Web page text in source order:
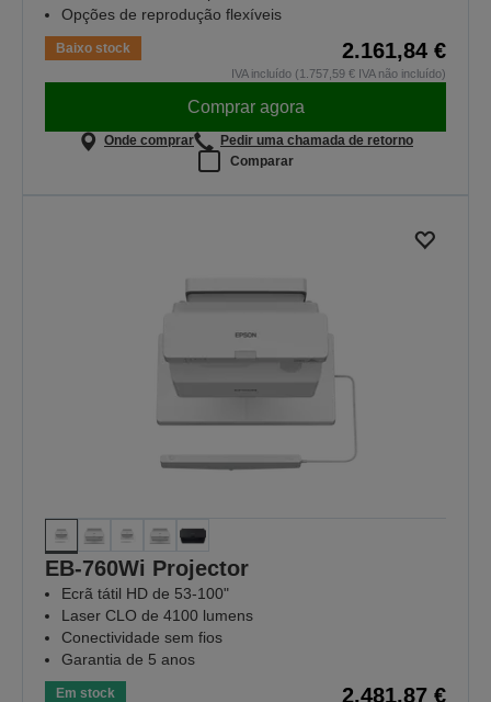
Opções de reprodução flexíveis
Baixo stock 2.161,84 €
IVA incluído (1.757,59 € IVA não incluído)
Comprar agora
Onde comprar
Pedir uma chamada de retorno
Comparar
EB-760Wi Projector
Ecrã tátil HD de 53-100"
Laser CLO de 4100 lumens
Conectividade sem fios
Garantia de 5 anos
Em stock 2.481,87 €